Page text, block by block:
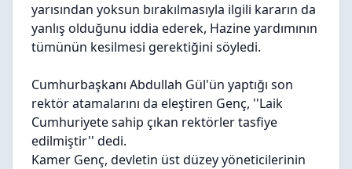
yarısından yoksun bırakılmasıyla ilgili kararın da
yanlış olduğunu iddia ederek, Hazine yardımının
tümünün kesilmesi gerektiğini söyledi.
Cumhurbaşkanı Abdullah Gül'ün yaptığı son
rektör atamalarını da eleştiren Genç, ''Laik
Cumhuriyete sahip çıkan rektörler tasfiye
edilmiştir'' dedi.
Kamer Genç, devletin üst düzey yöneticilerinin